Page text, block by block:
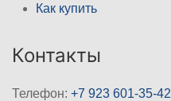
Как купить
Контакты
Телефон: +7 923 601-35-42